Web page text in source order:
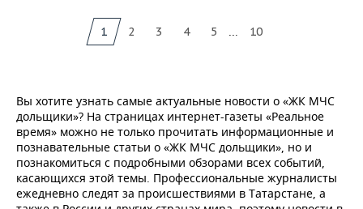
1 2 3 4 5 ... 10
Вы хотите узнать самые актуальные новости о «ЖК МЧС
дольщики»? На страницах интернет-газеты «Реальное
время» можно не только прочитать информационные и
познавательные статьи о «ЖК МЧС дольщики», но и
познакомиться с подробными обзорами всех событий,
касающихся этой темы. Профессиональные журналисты
ежедневно следят за происшествиями в Татарстане, а